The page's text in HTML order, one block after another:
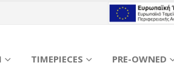
TIMEPIECES PRE-OWNED